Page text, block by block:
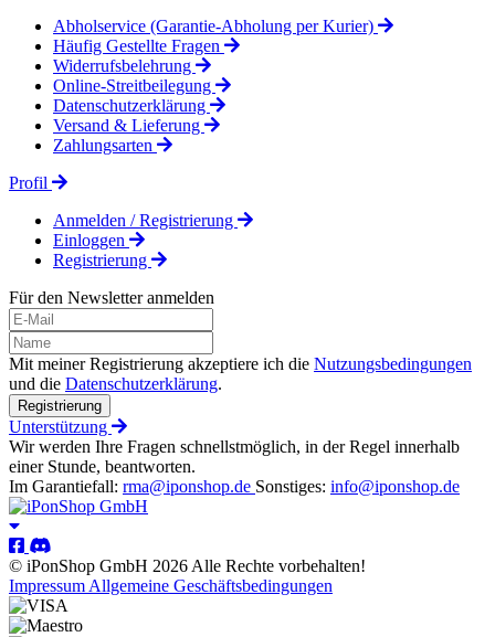
Abholservice (Garantie-Abholung per Kurier)
Häufig Gestellte Fragen
Widerrufsbelehrung
Online-Streitbeilegung
Datenschutzerklärung
Versand & Lieferung
Zahlungsarten
Profil
Anmelden / Registrierung
Einloggen
Registrierung
Für den Newsletter anmelden
Mit meiner Registrierung akzeptiere ich die Nutzungsbedingungen
und die Datenschutzerklärung.
Registrierung
Unterstützung
Wir werden Ihre Fragen schnellstmöglich, in der Regel innerhalb
einer Stunde, beantworten.
Im Garantiefall: rma@iponshop.de Sonstiges: info@iponshop.de
© iPonShop GmbH 2026 Alle Rechte vorbehalten!
Impressum Allgemeine Geschäftsbedingungen